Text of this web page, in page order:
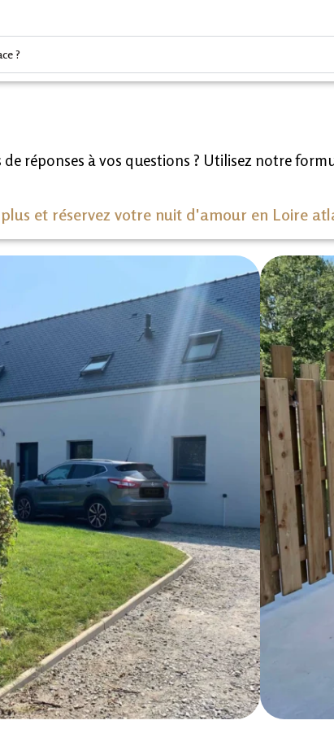
?
de réponses à vos questions ? Utilisez notre
et réservez votre nuit d'amour en Loire